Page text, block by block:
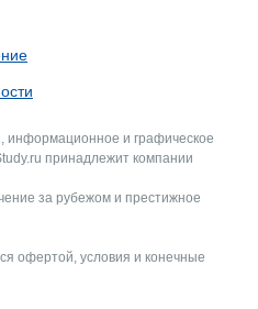
информационное и графическое
принадлежит компании
за рубежом и престижное
офертой, условия и конечные